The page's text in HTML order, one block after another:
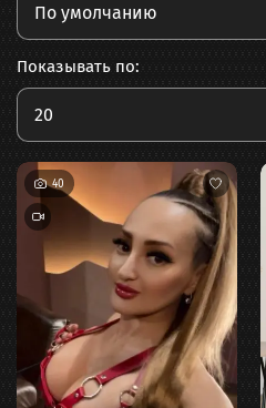
По умолчанию
Показывать по:
20
40